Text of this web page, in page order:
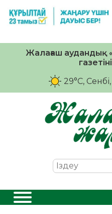
Жалағаш аудандық
29°C,